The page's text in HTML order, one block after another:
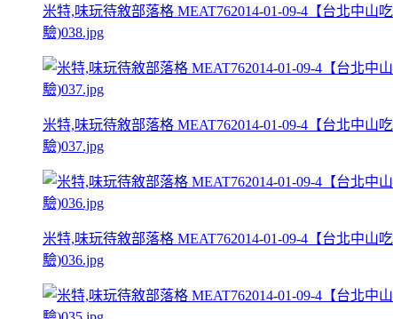
米特,味玩待敘部落格 MEAT762014-01-09-4【台北中
驗)038.jpg
米特,味玩待敘部落格 MEAT762014-01-09-4【台北中
驗)037.jpg
米特,味玩待敘部落格 MEAT762014-01-09-4【台北中
驗)036.jpg